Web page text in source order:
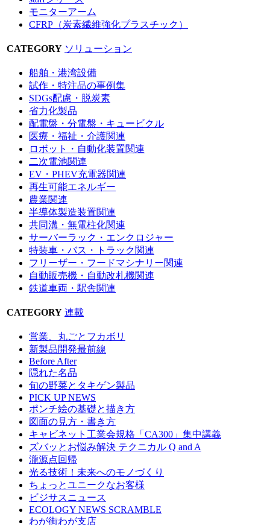
モニターアーム
CFRP（炭素繊維強化プラスチック）
CATEGORY ソリューション
船舶・港湾設備
試作・特注品の事例集
SDGs配慮・脱炭素
省力化製品
配電盤・分電盤・キュービクル
医療・福祉・介護関連
ロボット・自動化装置関連
二次電池関連
EV・PHEV充電器関連
再生可能エネルギー
農業関連
半導体製造装置関連
共同溝・無電柱化関連
サーバーラック・エンクロジャー
特装車・バス・トラック関連
フリーザー・フードマシナリー関連
自動販売機・自動改札機関連
鉄道車両・駅舎関連
CATEGORY 連載
営業、丸ごとフカボリ
新製品開発最前線
Before After
隠れた名品
旬の野菜とタキゲン製品
PICK UP NEWS
ポンチ絵の基礎と描き方
図面の見方・書き方
キャビネット工業会規格「CA300」集中講義
ズバッとお悩み解決 テクニカル Q and A
瀧源点回帰
光る技術！未来へのモノづくり
ちょっとユニークなお客様
ビジサスニュース
ECOLOGY NEWS SCRAMBLE
わが街わが支店